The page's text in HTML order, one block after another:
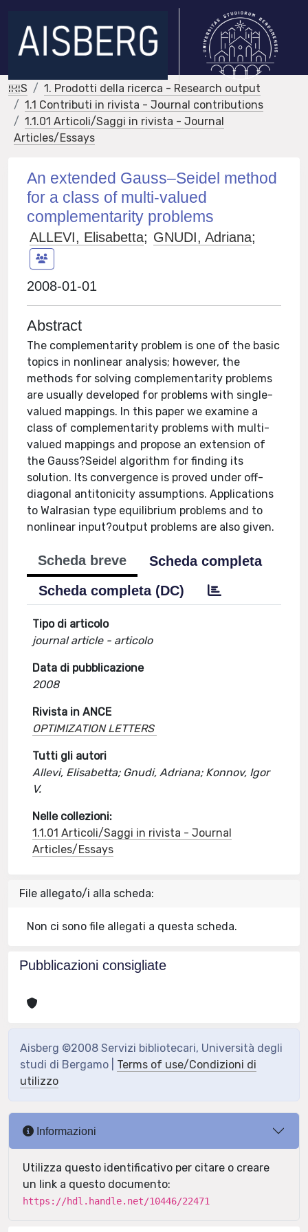
IRIS
1. Prodotti della ricerca - Research output
1.1 Contributi in rivista - Journal contributions
1.1.01 Articoli/Saggi in rivista - Journal
Articles/Essays
An extended Gauss–Seidel method
for a class of multi-valued
complementarity problems
ALLEVI, Elisabetta; GNUDI, Adriana;
2008-01-01
Abstract
The complementarity problem is one of the basic
topics in nonlinear analysis; however, the
methods for solving complementarity problems
are usually developed for problems with single-
valued mappings. In this paper we examine a
class of complementarity problems with multi-
valued mappings and propose an extension of
the Gauss?Seidel algorithm for finding its
solution. Its convergence is proved under off-
diagonal antitonicity assumptions. Applications
to Walrasian type equilibrium problems and to
nonlinear input?output problems are also given.
Scheda breve
Scheda completa
Scheda completa (DC)
Tipo di articolo
journal article - articolo
Data di pubblicazione
2008
Rivista in ANCE
OPTIMIZATION LETTERS
Tutti gli autori
Allevi, Elisabetta; Gnudi, Adriana; Konnov, Igor
V.
Nelle collezioni:
1.1.01 Articoli/Saggi in rivista - Journal
Articles/Essays
File allegato/i alla scheda:
Non ci sono file allegati a questa scheda.
Pubblicazioni consigliate
Aisberg ©2008 Servizi bibliotecari, Università degli
studi di Bergamo | Terms of use/Condizioni di
utilizzo
Informazioni
Utilizza questo identificativo per citare o creare
un link a questo documento:
https://hdl.handle.net/10446/22471